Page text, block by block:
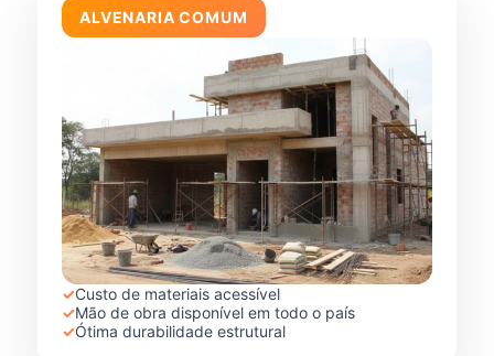
ALVENARIA COMUM
✓Custo de materiais acessível
✓Mão de obra disponível em todo o país
✓Ótima durabilidade estrutural